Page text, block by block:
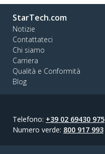
StarTech.com
Notizie
Contattateci
Chi siamo
Carriera
Qualità e Conformità
Blog
Telefono: +39 02 69430 975
Numero verde: 800 917 993